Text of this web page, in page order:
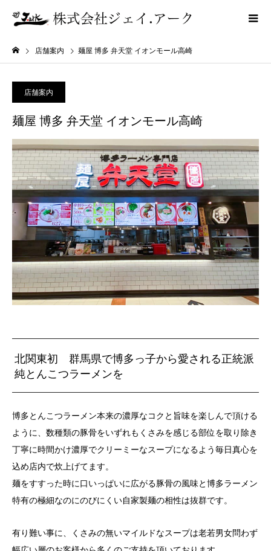
店舗案内 麺屋 博多 弁天堂 イオンモール高崎
店舗案内
麺屋 博多 弁天堂 イオンモール高崎
北関東初 群馬県で博多っ子から愛される正統派
純とんこつラーメンを
博多とんこつラーメン本来の濃厚なコクと旨味を楽しんで頂ける
ように、数種類の豚骨をいずれもくさみを感じる部位を取り除き
丁寧に時間かけ濃厚でクリーミーなスープになるよう毎日真心を
込め店内で炊上げてます。
麺をすすった時に口いっぱいに広がる豚骨の風味と博多ラーメン
特有の極細なのにのびにくい自家製麺の相性は抜群です。
有り難い事に、くさみの無いマイルドなスープは老若男女問わず